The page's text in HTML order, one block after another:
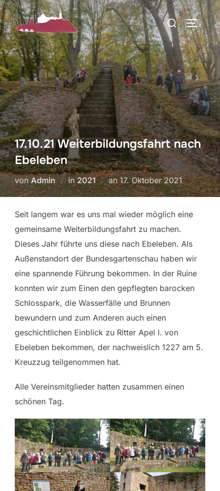
Zum
Inhalt
springen
Suchen
nach:
17.10.21 Weiterbildungsfahrt nach
Ebeleben
von Admin in2021 anVeröffentlicht
am
17. Oktober 2021
Seit langem war es uns mal wieder möglich eine
gemeinsame Weiterbildungsfahrt zu machen.
Dieses Jahr führte uns diese nach Ebeleben. Als
Außenstandort der Bundesgartenschau haben wir
eine spannende Führung bekommen. In der Ruine
konnten wir zum Einen den gepflegten barocken
Schlosspark, die Wasserfälle und Brunnen
bewundern und zum Anderen auch einen
geschichtlichen Einblick zu Ritter Apel I. von
Ebeleben bekommen, der nachweislich 1227 am 5.
Kreuzzug teilgenommen hat.
Alle Vereinsmitglieder hatten zusammen einen
schönen Tag.